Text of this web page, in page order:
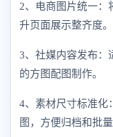
2、电商图片统一：
升页面展示整齐度。
3、社媒内容发布：
的方图配图制作。
4、素材尺寸标准化
图，方便归档和批量